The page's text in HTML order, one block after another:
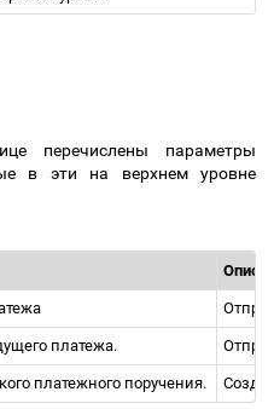
перечислены параметры
в эти на верхнем уровне
платежа.
платежного поручения.